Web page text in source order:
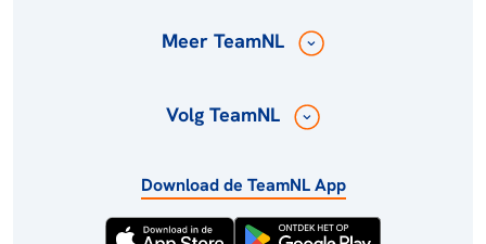
Meer TeamNL
Volg TeamNL
Download de TeamNL App